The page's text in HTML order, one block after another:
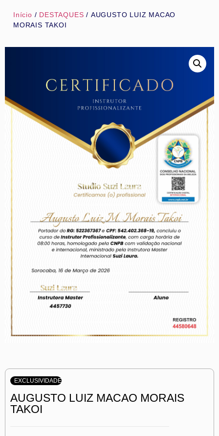
Início / DESTAQUES / AUGUSTO LUIZ MACAO
MORAIS TAKOI
EXCLUSIVIDADE
AUGUSTO LUIZ MACAO MORAIS
TAKOI